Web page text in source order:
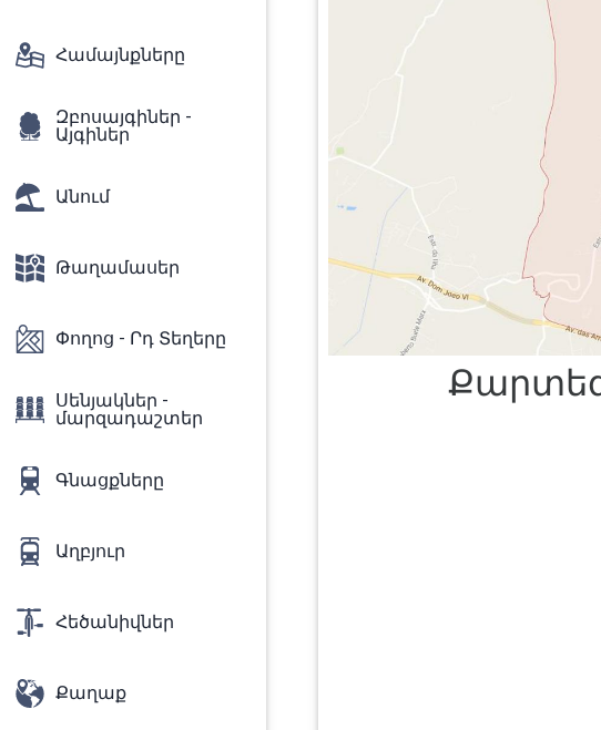
Համայնքները
Զբոսայգիներ -
Այգիներ
Անում
Թաղամասեր
Փողոց - Րդ Տեղերը
Սենյակներ -
մարզադաշտեր
Գնացքները
Աղբյուր
Հեծանիվներ
Քաղաք
Քարտեզ